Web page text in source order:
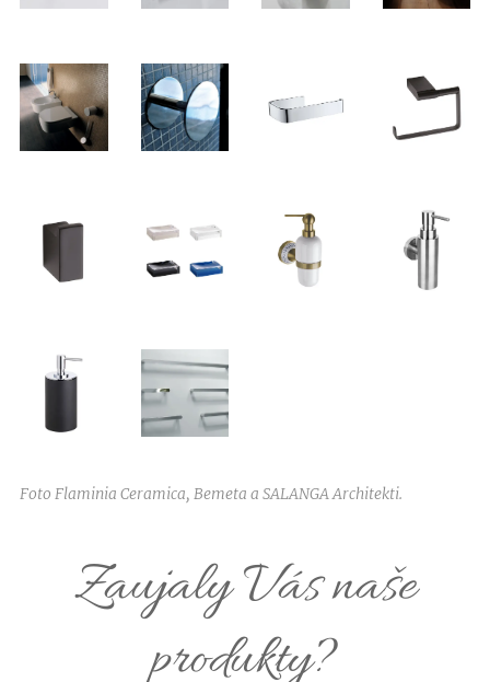
Foto Flaminia Ceramica, Bemeta a SALANGA Architekti.
Zaujaly Vás naše
produkty?